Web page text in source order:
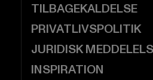
TILBAGEKALDELSE
PRIVATLIVSPOLITIK
JURIDISK
INSPIRATION